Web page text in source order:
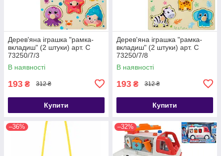
Дерев'яна іграшка "рамка-
вкладиш" (2 штуки) арт. C
73250/7/3
В наявності
193 ₴ 312 ₴
Купити
Дерев'яна іграшка "рамка-
вкладиш" (2 штуки) арт. C
73250/7/8
В наявності
193 ₴ 312 ₴
Купити
–36% –32%